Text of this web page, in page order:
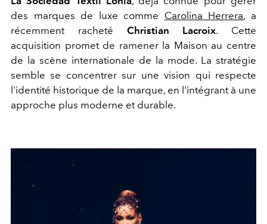
des marques de luxe comme Carolina Herrera, a
récemment racheté Christian Lacroix. Cette
acquisition promet de ramener la Maison au centre
de la scène internationale de la mode. La stratégie
semble se concentrer sur une vision qui respecte
l'identité historique de la marque, en l'intégrant à une
approche plus moderne et durable.